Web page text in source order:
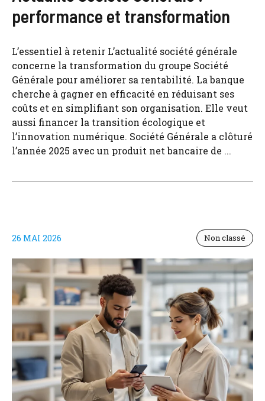
performance et transformation
L’essentiel à retenir L’actualité société générale
concerne la transformation du groupe Société
Générale pour améliorer sa rentabilité. La banque
cherche à gagner en efficacité en réduisant ses
coûts et en simplifiant son organisation. Elle veut
aussi financer la transition écologique et
l’innovation numérique. Société Générale a clôturé
l’année 2025 avec un produit net bancaire de ...
26 MAI 2026 Non classé